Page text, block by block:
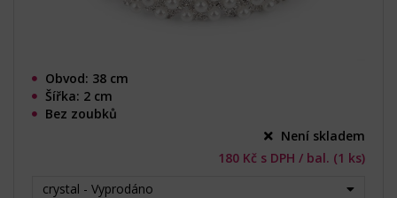
Obvod: 38 cm
Šířka: 2 cm
Bez zoubků
Není skladem
180 Kč s DPH / bal. (1 ks)
crystal - Vyprodáno